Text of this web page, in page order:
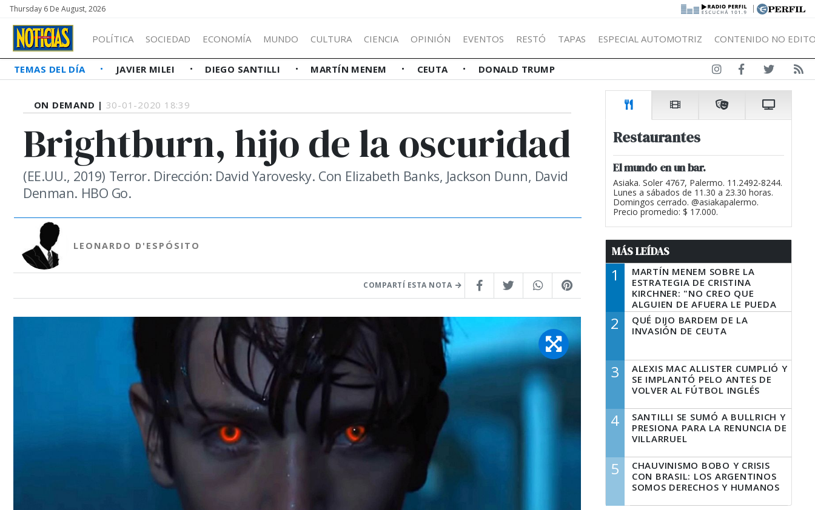
Thursday 6 De August, 2026 |
POLÍTICA SOCIEDAD ECONOMÍA MUNDO CULTURA CIENCIA OPINIÓN EVENTOS RESTÓ TAPAS ESPECIAL AUTOMOTRIZ CONTENIDO NO
TEMAS DEL DÍA JAVIER MILEI DIEGO SANTILLI MARTÍN MENEM CEUTA DONALD TRUMP
ON DEMAND | 30-01-2020 18:39
Brightburn, hijo de la oscuridad
(EE.UU., 2019) Terror. Dirección: David Yarovesky. Con Elizabeth Banks, Jackson Dunn, David
Denman. HBO Go.
LEONARDO D'ESPÓSITO
COMPARTÍ ESTA NOTA
Restaurantes
El mundo en un bar.
Asiaka. Soler 4767, Palermo. 11.2492-8244.
Lunes a sábados de 11.30 a 23.30 horas.
Domingos cerrado. @asiakapalermo.
Precio promedio: $ 17.000.
MÁS LEÍDAS
1
MARTÍN MENEM SOBRE LA
ESTRATEGIA DE CRISTINA
KIRCHNER: "NO CREO QUE
ALGUIEN DE AFUERA LE PUEDA
DECIR A LA JUSTICIA LO QUE
TIENE QUE HACER"
2
QUÉ DIJO BARDEM DE LA
INVASIÓN DE CEUTA
3
ALEXIS MAC ALLISTER CUMPLIÓ Y
SE IMPLANTÓ PELO ANTES DE
VOLVER AL FÚTBOL INGLÉS
4
SANTILLI SE SUMÓ A BULLRICH Y
PRESIONA PARA LA RENUNCIA DE
VILLARRUEL
5
CHAUVINISMO BOBO Y CRISIS
CON BRASIL: LOS ARGENTINOS
SOMOS DERECHOS Y HUMANOS